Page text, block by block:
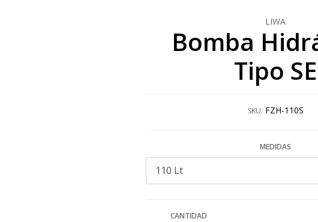
LIWA
Bomba
Tipo SE
SKU: FZH-110S
MEDIDAS
CANTIDAD